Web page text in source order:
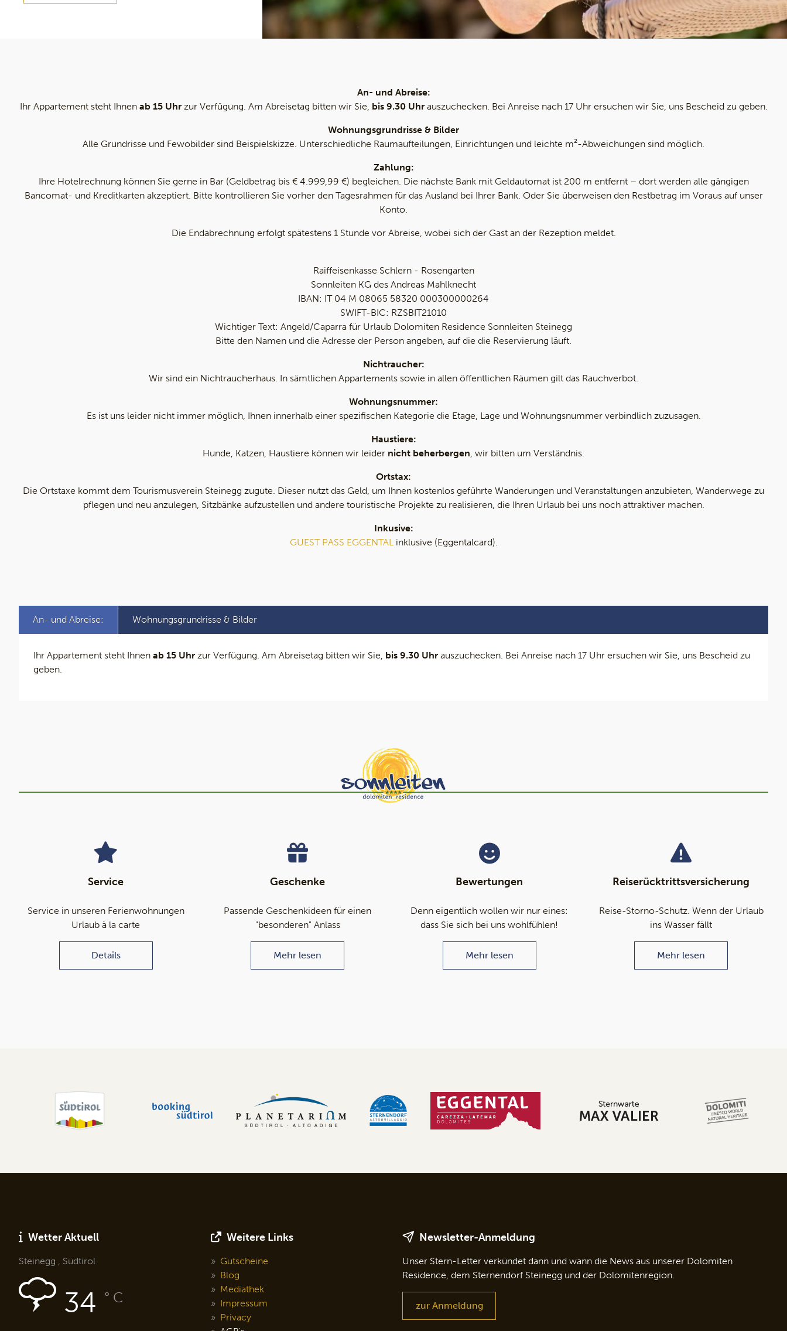
An- und Abreise:
Ihr Appartement steht Ihnen ab 15 Uhrzur Verfügung. Am Abreisetag bitten wir Sie, bis 9.30 Uhrauszuchecken. Bei Anreise nach 17 Uhr ersuchen wir Sie, uns Bescheid zu geben.
Wohnungsgrundrisse & Bilder
Alle Grundrisse und Fewobilder sind Beispielskizze. Unterschiedliche Raumaufteilungen, Einrichtungen und leichte m²-Abweichungen sind möglich.
Zahlung:
Ihre Hotelrechnung können Sie gerne in Bar (Geldbetrag bis € 4.999,99 €) begleichen. Die nächste Bank mit Geldautomat ist 200 m entfernt – dort werden alle gängigen
Bancomat- und Kreditkarten akzeptiert. Bitte kontrollieren Sie vorher den Tagesrahmen für das Ausland bei Ihrer Bank. Oder Sie überweisen den Restbetrag im Voraus auf unser
Konto.
Die Endabrechnung erfolgt spätestens 1 Stunde vor Abreise, wobei sich der Gast an der Rezeption meldet.
Raiffeisenkasse Schlern - Rosengarten
Sonnleiten KG des Andreas Mahlknecht
IBAN: IT 04 M 08065 58320 000300000264
SWIFT-BIC: RZSBIT21010
Wichtiger Text: Angeld/Caparra für Urlaub Dolomiten Residence Sonnleiten Steinegg
Bitte den Namen und die Adresse der Person angeben, auf die die Reservierung läuft.
Nichtraucher:
Wir sind ein Nichtraucherhaus. In sämtlichen Appartements sowie in allen öffentlichen Räumen gilt das Rauchverbot.
Wohnungsnummer:
Es ist uns leider nicht immer möglich, Ihnen innerhalb einer spezifischen Kategorie die Etage, Lage und Wohnungsnummer verbindlich zuzusagen.
Haustiere:
Hunde, Katzen, Haustiere können wir leider nicht beherbergen, wir bitten um Verständnis.
Ortstax:
Die Ortstaxe kommt dem Tourismusverein Steinegg zugute. Dieser nutzt das Geld, um Ihnen kostenlos geführte Wanderungen und Veranstaltungen anzubieten, Wanderwege zu
pflegen und neu anzulegen, Sitzbänke aufzustellen und andere touristische Projekte zu realisieren, die Ihren Urlaub bei uns noch attraktiver machen.
Inkusive:
GUEST PASS EGGENTALinklusive (Eggentalcard).
An- und Abreise: Wohnungsgrundrisse & Bilder
Ihr Appartement steht Ihnen ab 15 Uhr zur Verfügung. Am Abreisetag bitten wir Sie, bis 9.30 Uhr auszuchecken. Bei Anreise nach 17 Uhr ersuchen wir Sie, uns Bescheid zu
geben.
Service
Service in unseren Ferienwohnungen
Urlaub à la carte
Details
Geschenke
Passende Geschenkideen für einen
"besonderen" Anlass
Mehr lesen
Bewertungen
Denn eigentlich wollen wir nur eines:
dass Sie sich bei uns wohlfühlen!
Mehr lesen
Reiserücktrittsversicherung
Reise-Storno-Schutz. Wenn der Urlaub
ins Wasser fällt
Mehr lesen
Wetter Aktuell
Steinegg , Südtirol
34 ° C
Weitere Links
Gutscheine
Blog
Mediathek
Impressum
Privacy
Newsletter-Anmeldung
Unser Stern-Letter verkündet dann und wann die News aus unserer Dolomiten
Residence, dem Sternendorf Steinegg und der Dolomitenregion.
zur Anmeldung